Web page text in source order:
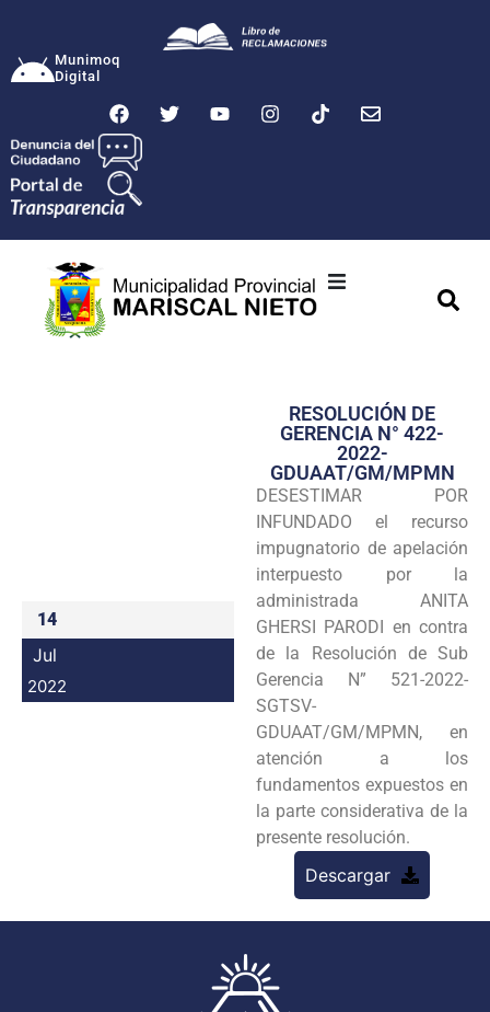
Munimoq
Digital
Transparencia
Seguridad
Programas
Intranet
14
Jul
2022
RESOLUCIÓN DE
GERENCIA N° 422-
2022-
GDUAAT/GM/MPMN
DESESTIMAR POR
INFUNDADO el recurso
impugnatorio de apelación
interpuesto por la
administrada ANITA
GHERSI PARODI en contra
de la Resolución de Sub
Gerencia N” 521-2022-
SGTSV-
GDUAAT/GM/MPMN, en
atención a los
fundamentos expuestos en
la parte considerativa de la
presente resolución.
Descargar